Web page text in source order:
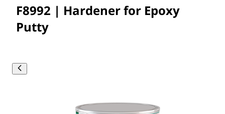
F8992 | Hardener for Epoxy
Putty